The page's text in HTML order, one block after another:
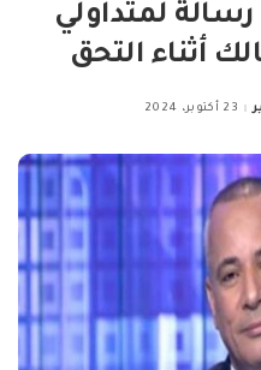
لمتداولي
أثناء التحق
23 أكتوبر، 2024